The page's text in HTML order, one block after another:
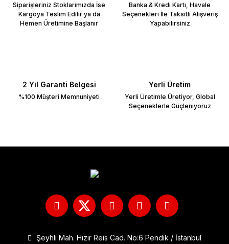
Siparişleriniz Stoklarımızda İse
Kargoya Teslim Edilir ya da
Hemen Üretimine Başlanır
Banka & Kredi Kartı, Havale
Seçenekleri İle Taksitli Alışveriş
Yapabilirsiniz
2 Yıl Garanti Belgesi
%100 Müşteri Memnuniyeti
Yerli Üretim
Yerli Üretimle Üretiyor, Global
Seçeneklerle Güçleniyoruz
Şeyhli Mah. Hızır Reis Cad. No:6 Pendik / İstanbul